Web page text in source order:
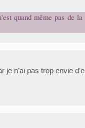
quand même pas de la
je n’ai pas trop envie